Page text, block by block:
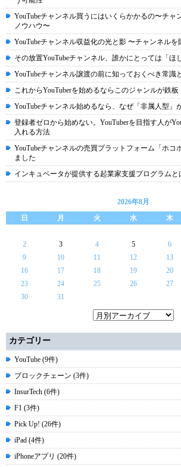
YouTubeチャンネル買うにはいくらかかるの〜チャ
ノウハウ〜
YouTubeチャンネル収益化の光と影 〜チャンネル
その放置YouTubeチャンネル、誰かにとっては「ほ
YouTubeチャンネル譲渡の前に知っておくべき常識
これからYouTuberを始めるならこのジャンルが鉄板
YouTubeチャンネル始めるなら、なぜ「非属人型」
登録者ゼロから始めない。YouTuberを目指す人が
入れる方法
YouTubeチャンネルの売買プラットフォーム「ホコ
ました
インキュベータが提供する起業家支援プログラムと
2026年8月
日
月 火 水 木
2
3 4 5 6
9
10 11 12 13
16
17 18 19 20
23
24 25 26 27
30
31
カテゴリー
YouTube (9件)
ブロックチェーン (3件)
InsurTech (6件)
F1 (3件)
Pick Up! (26件)
iPad (4件)
iPhoneアプリ (20件)